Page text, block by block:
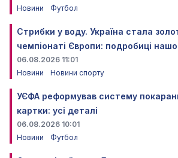
Новини
Футбол
Стрибки у воду. Україна стала
чемпіонаті Європи: подробиці
06.08.2026 11:01
Новини
Новини спорту
УЄФА реформував систему
картки: усі деталі
06.08.2026 10:01
Новини
Футбол